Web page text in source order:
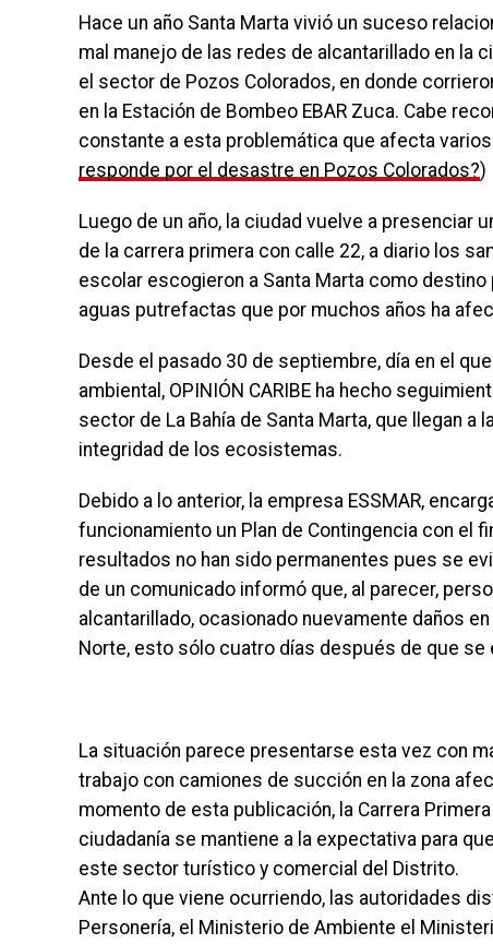
Hace un año Santa Marta vivió un suceso
mal manejo de las redes de alcantarillado en la
el sector de Pozos Colorados, en donde
en la Estación de Bombeo EBAR Zuca. Cabe
constante a esta problemática que afecta
responde por el desastre en Pozos Colorados?)
Luego de un año, la ciudad vuelve a presenciar
de la carrera primera con calle 22, a diario los
escolar escogieron a Santa Marta como
aguas putrefactas que por muchos años ha
Desde el pasado 30 de septiembre, día en el
ambiental, OPINIÓN CARIBE ha hecho
sector de La Bahía de Santa Marta, que llegan a
integridad de los ecosistemas.
Debido a lo anterior, la empresa ESSMAR,
funcionamiento un Plan de Contingencia con el
resultados no han sido permanentes pues se
de un comunicado informó que, al parecer,
alcantarillado, ocasionado nuevamente daños
Norte, esto sólo cuatro días después de que
La situación parece presentarse esta vez con
trabajo con camiones de succión en la zona
momento de esta publicación, la Carrera
ciudadanía se mantiene a la expectativa para
este sector turístico y comercial del Distrito.
Ante lo que viene ocurriendo, las autoridades
Personería, el Ministerio de Ambiente el